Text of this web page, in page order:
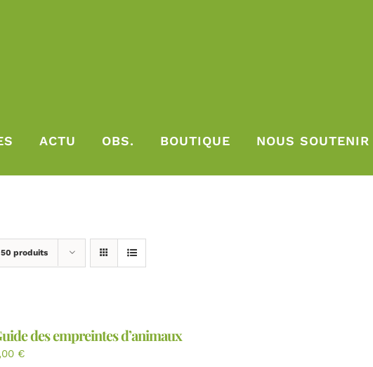
ACTU OBS. BOUTIQUE NOUS SOUTENIR
50 produits
des empreintes d’animaux
€